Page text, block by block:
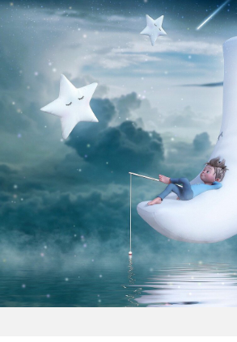
Фантазирай
Приказки
История на изкуството
Музикална кутийка
От соул до рокендрол
Междучасие
Яйцето на света
Къщата
Златната ябълка
Игри
Кои сме ние?
За вас, родители
БНР Новини
Архивен фонд на БНР